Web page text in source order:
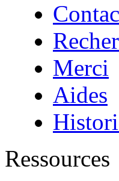
Merci
Aides
Ressources